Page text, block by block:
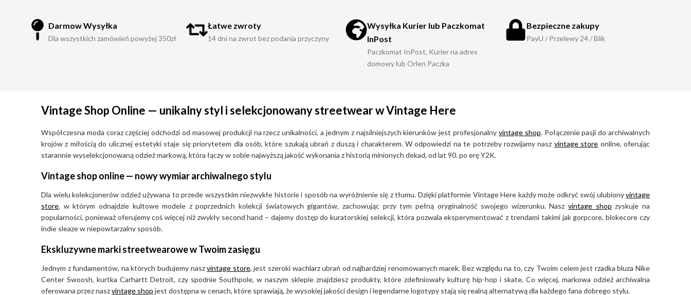
Darmow Wysyłka
Dla wszystkich zamówień powyżej 350zł
Łatwe zwroty
14 dni na zwrot bez podania przyczyny
Wysyłka Kurier lub Paczkomat
InPost
Paczkomat InPost, Kurier na adres
domowy lub Orlen Paczka
Bezpieczne zakupy
PayU / Przelewy 24 / Blik
Vintage Shop Online — unikalny styl i selekcjonowany streetwear w Vintage Here
Współczesna moda coraz częściej odchodzi od masowej produkcji na rzecz unikalności, a jednym z najsilniejszych kierunków jest profesjonalny vintage shop. Połączenie pasji do archiwalnych
krojów z miłością do ulicznej estetyki staje się priorytetem dla osób, które szukają ubrań z duszą i charakterem. W odpowiedzi na te potrzeby rozwijamy nasz vintage store online, oferując
starannie wyselekcjonowaną odzież markową, która łączy w sobie najwyższą jakość wykonania z historią minionych dekad, od lat 90. po erę Y2K.
Vintage shop online — nowy wymiar archiwalnego stylu
Dla wielu kolekcjonerów odzież używana to przede wszystkim niezwykłe historie i sposób na wyróżnienie się z tłumu. Dzięki platformie Vintage Here każdy może odkryć swój ulubionyvintage
store, w którym odnajdzie kultowe modele z poprzednich kolekcji światowych gigantów, zachowując przy tym pełną oryginalność swojego wizerunku. Naszvintage shop zyskuje na
popularności, ponieważ oferujemy coś więcej niż zwykły second hand – dajemy dostęp do kuratorskiej selekcji, która pozwala eksperymentować z trendami takimi jak gorpcore, blokecore czy
indie sleaze w niepowtarzalny sposób.
Ekskluzywne marki streetwearowe w Twoim zasięgu
Jednym z fundamentów, na których budujemy naszvintage store, jest szeroki wachlarz ubrań od najbardziej renomowanych marek. Bez względu na to, czy Twoim celem jest rzadka bluza Nike
Center Swoosh, kurtka Carhartt Detroit, czy spodnie Southpole, w naszym sklepie znajdziesz produkty, które zdefiniowały kulturę hip-hop i skate. Co więcej, markowa odzież archiwalna
oferowana przez naszvintage shop jest dostępna w cenach, które sprawiają, że wysokiej jakości design i legendarne logotypy stają się realną alternatywą dla każdego fana dobrego stylu.